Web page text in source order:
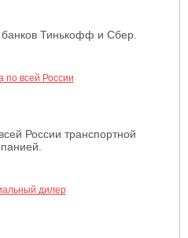
банков Тинькофф и Сбер.
России транспортной